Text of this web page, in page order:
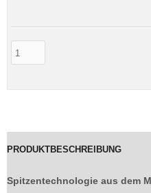
PRODUKTBESCHREIBUNG
Spitzentechnologie aus dem